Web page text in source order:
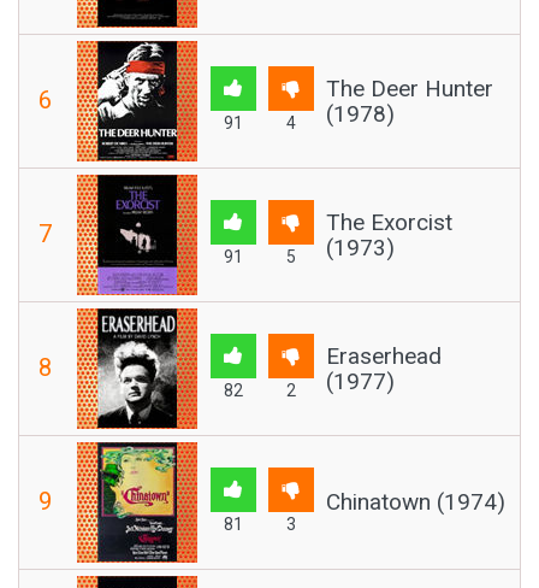
6
91 4
The Deer Hunter
(1978)
7
91 5
The Exorcist
(1973)
8
82 2
Eraserhead
(1977)
9
81 3
Chinatown (1974)